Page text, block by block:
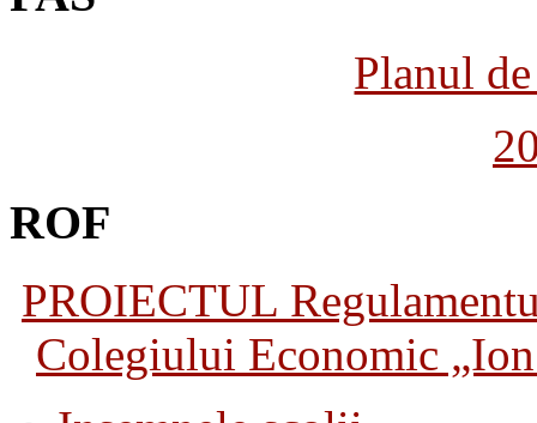
Planul
ROF
PROIECTUL
Colegiului Economic